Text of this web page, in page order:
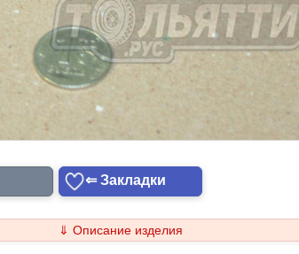
⇐ Закладки
⇓ Описание изделия